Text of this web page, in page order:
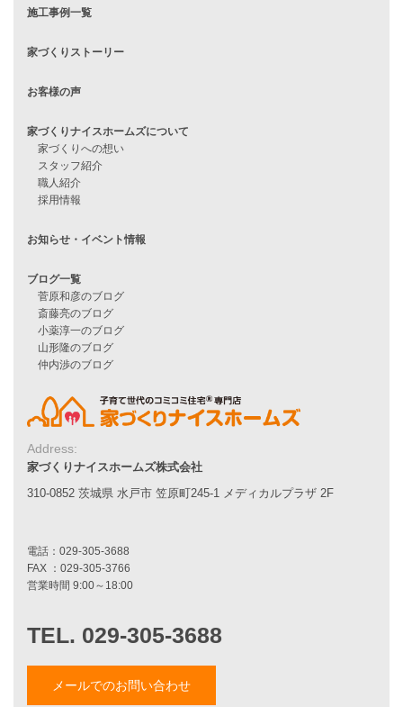
住宅ローンに不安がある方へ
他社で無理だと言われた方へ
住宅ローンのよくある質問
月収25万円で家を建てる方法
Line Up
自由設計注文住宅
Smart2030
Sシリーズ
シンプルな平屋
家づくりナイスホームズの家づくり
耐震性能
家づくりの流れ
7つのポイント
アフターメンテナンス
二世帯住宅をお考えの方へ
施工事例一覧
家づくりナイスホームズについて
Address:
家づくりナイスホームズ株式会社
310-0852 茨城県 水戸市 笠原町245-1 メディカルプラザ 2F
メールでのお問い合わせ